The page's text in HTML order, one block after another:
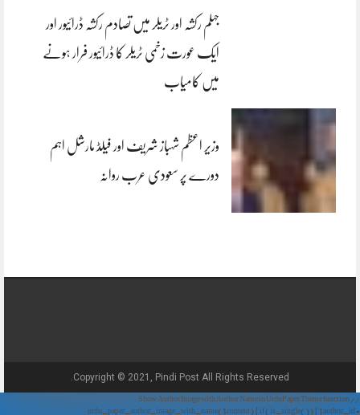
جہلم رکشہ اور ٹریلر میں تصادم رکشہ ڈرائیور اور
ایک عورت زخمی ٹریلر کا ڈرائیور فرار ہونے
میں کامیاب
وزیر اعظم شہباز شریف اور فیلڈ مارشل اہم
دورے پر سعودی عرب روانہ
Copyright © 2021, Pindi Post All Rights Reserved.
// Show Author Image with Author Name in UrduPaper Theme function
urdu_paper_author_image_with_name($content) { if (is_single()) { $author_id =